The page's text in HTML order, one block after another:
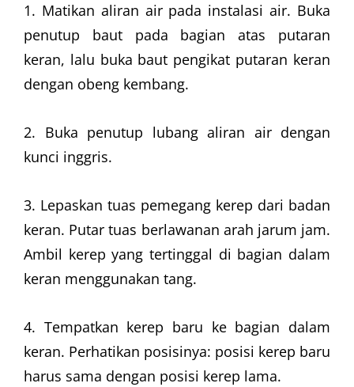
1. Matikan aliran air pada instalasi air. Buka
penutup baut pada bagian atas putaran
keran, lalu buka baut pengikat putaran keran
dengan obeng kembang.
2. Buka penutup lubang aliran air dengan
kunci inggris.
3. Lepaskan tuas pemegang kerep dari badan
keran. Putar tuas berlawanan arah jarum jam.
Ambil kerep yang tertinggal di bagian dalam
keran menggunakan tang.
4. Tempatkan kerep baru ke bagian dalam
keran. Perhatikan posisinya: posisi kerep baru
harus sama dengan posisi kerep lama.